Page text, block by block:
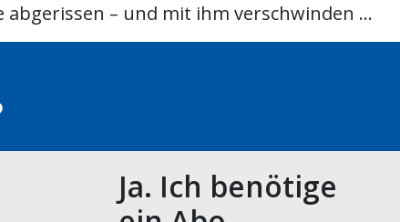
abgerissen – und mit ihm verschwinden ...
Ja. Ich benötige